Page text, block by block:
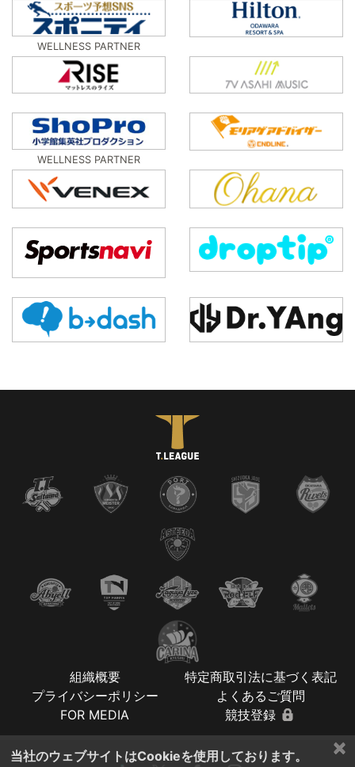
WELLNESS PARTNER
WELLNESS PARTNER
組織概要
特定商取引法に基づく表記
プライバシーポリシー
よくあるご質問
FOR MEDIA
競技登録
×
当社のウェブサイトはCookieを使用しております。